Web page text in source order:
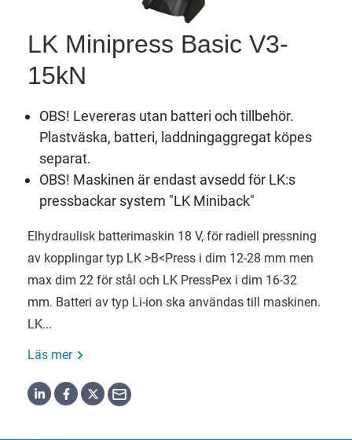
LK Minipress Basic V3-
15kN
OBS! Levereras utan batteri och tillbehör.
Plastväska, batteri, laddningaggregat köpes
separat.
OBS! Maskinen är endast avsedd för LK:s
pressbackar system "LK Miniback"
Elhydraulisk batterimaskin 18 V, för radiell pressning
av kopplingar typ LK >B<Press i dim 12-28 mm men
max dim 22 för stål och LK PressPex i dim 16-32
mm. Batteri av typ Li-ion ska användas till maskinen.
LK...
Läs mer